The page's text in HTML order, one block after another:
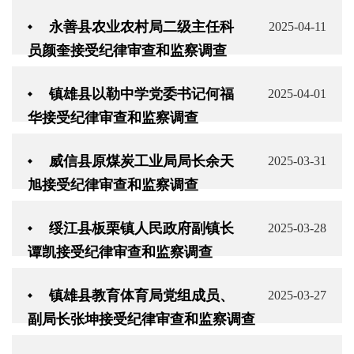
2025-04-11
永善县农业农村局二级主任科
员颜奎接受纪律审查和监察调查
2025-04-01
镇雄县以勒中学党委书记何福
华接受纪律审查和监察调查
2025-03-31
威信县原煤炭工业局局长余天
旭接受纪律审查和监察调查
2025-03-28
绥江县板栗镇人民政府副镇长
谭凯接受纪律审查和监察调查
2025-03-27
镇雄县教育体育局党组成员、
副局长张坤接受纪律审查和监察调查